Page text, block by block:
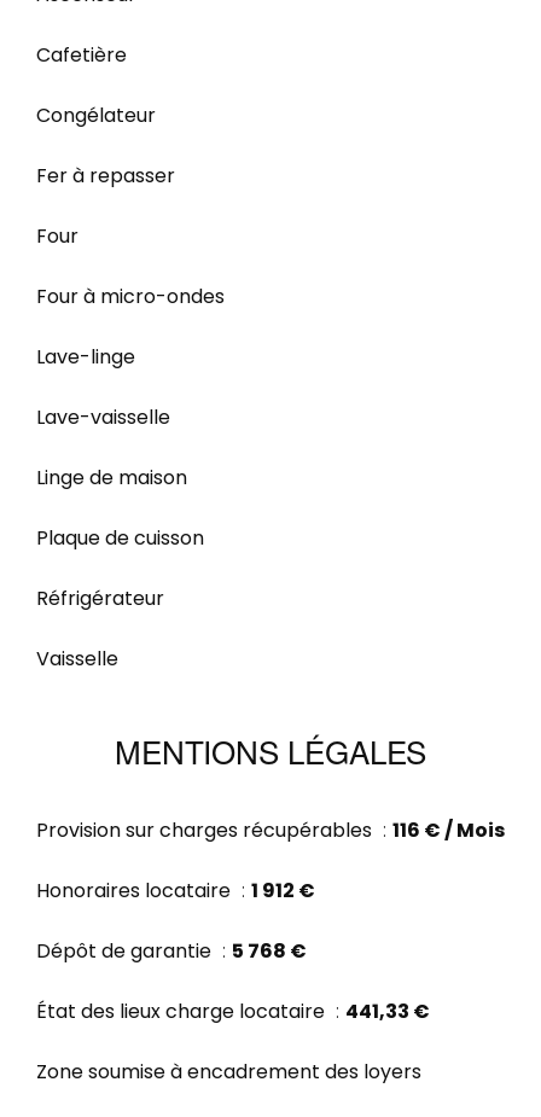
Cafetière
Congélateur
Fer à repasser
Four
Four à micro-ondes
Lave-linge
Lave-vaisselle
Linge de maison
Plaque de cuisson
Réfrigérateur
Vaisselle
MENTIONS LÉGALES
Provision sur charges récupérables 116 € / Mois
Honoraires locataire 1 912 €
Dépôt de garantie 5 768 €
État des lieux charge locataire 441,33 €
Zone soumise à encadrement des loyers